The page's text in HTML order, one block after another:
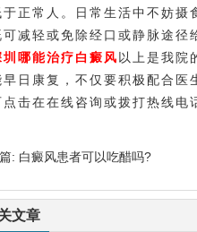
于正常人。日常生活中不妨
可减轻或免除经口或静脉途径
圳哪能治疗白癜风 以上是我院
早日康复，不仅要积极配合医
击在在线咨询或拨打热线电
: 白癜风患者可以吃醋吗?
文章